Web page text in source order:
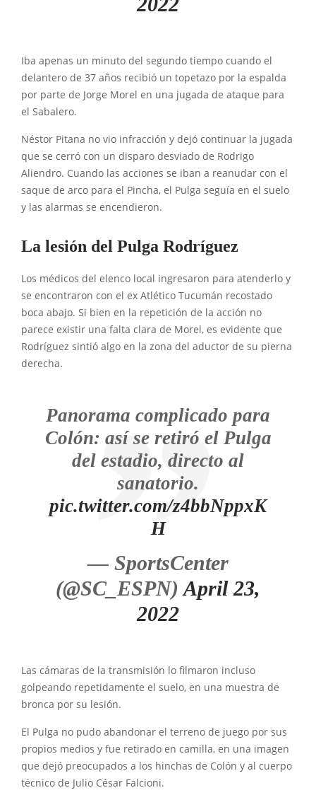
Iba apenas un minuto del segundo tiempo cuando el
delantero de 37 años recibió un topetazo por la espalda
por parte de Jorge Morel en una jugada de ataque para
el Sabalero.
Néstor Pitana no vio infracción y dejó continuar la jugada
que se cerró con un disparo desviado de Rodrigo
Aliendro. Cuando las acciones se iban a reanudar con el
saque de arco para el Pincha, el Pulga seguía en el suelo
y las alarmas se encendieron.
La lesión del Pulga Rodríguez
Los médicos del elenco local ingresaron para atenderlo y
se encontraron con el ex Atlético Tucumán recostado
boca abajo. Si bien en la repetición de la acción no
parece existir una falta clara de Morel, es evidente que
Rodríguez sintió algo en la zona del aductor de su pierna
derecha.
Panorama complicado para
Colón: así se retiró el Pulga
del estadio, directo al
sanatorio.
pic.twitter.com/z4bbNppxK
H
— SportsCenter
(@SC_ESPN)April 23,
2022
Las cámaras de la transmisión lo filmaron incluso
golpeando repetidamente el suelo, en una muestra de
bronca por su lesión.
El Pulga no pudo abandonar el terreno de juego por sus
propios medios y fue retirado en camilla, en una imagen
que dejó preocupados a los hinchas de Colón y al cuerpo
técnico de Julio César Falcioni.